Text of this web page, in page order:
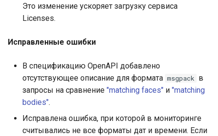
Раздел «Лицензии»
Это изменение ускоряет загрузку сервиса
Licenses.
Исправленные ошибки
В спецификацию OpenAPI добавлено
отсутствующее описание для формата msgpack в
запросы на сравнение "matching faces" и "matching
bodies".
Исправлена ошибка, при которой в мониторинге
считывались не все форматы дат и времени. Если